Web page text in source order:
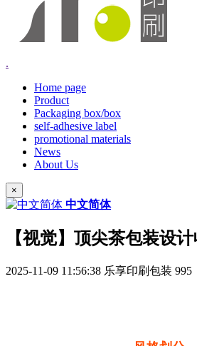
.
Home page
Product
Packaging box/box
self-adhesive label
promotional materials
News
About Us
×
中文简体
【视觉】顶尖茶包装设
2025-11-09 11:56:38 乐享印刷包装 995